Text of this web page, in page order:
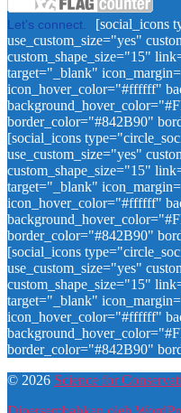
Let's connect.
[social_icons
use_custom_size="yes"
custom_shape_size="15"
target="_blank"
icon_hover_color="#ffffff"
border_color="#842B90"
[social_icons
use_custom_size="yes"
custom_shape_size="15"
target="_blank"
icon_hover_color="#ffffff"
border_color="#842B90"
[social_icons
use_custom_size="yes"
custom_shape_size="15"
target="_blank"
icon_hover_color="#ffffff"
border_color="#842B90"
© 2026 Science for